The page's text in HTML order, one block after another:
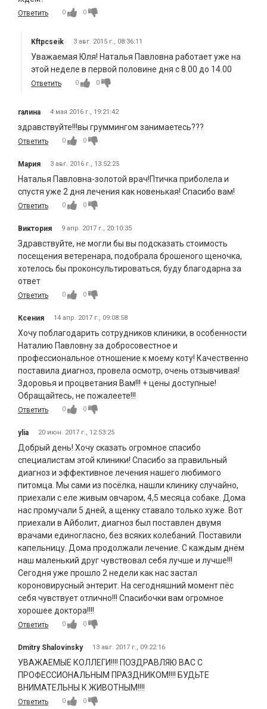
Ответить 0 0
Kftpcseik 3 авг. 2015 г., 08:36:11
Уважаемая Юля! Наталья Павловна работает уже на
этой неделе в первой половине дня с 8.00 до 14.00
Ответить 0 0
галина 4 мая 2016 г., 19:21:42
здравствуйте!!!вы груммингом занимаетесь???
Ответить 0 0
Мария 3 авг. 2016 г., 13:52:25
Наталья Павловна-золотой врач!Птичка приболела и
спустя уже 2 дня лечения как новенькая! Спасибо вам!
Ответить 0 0
Виктория 9 апр. 2017 г., 20:10:35
Здравствуйте, не могли бы вы подсказать стоимость
посещения ветеренара, подобрала брошеного щеночка,
хотелось бы проконсультироваться, буду благодарна за
ответ
Ответить 0 0
Ксения 14 апр. 2017 г., 09:08:58
Хочу поблагодарить сотрудников клиники, в особенности
Наталию Павловну за добросовестное и
профессиональное отношение к моему коту! Качественно
поставила диагноз, провела осмотр, очень отзывчивая!
Здоровья и процветания Вам!!! + цены доступные!
Обращайтесь, не пожалеете!!!
Ответить 0 0
ylia 20 июн. 2017 г., 12:53:25
Добрый день! Хочу сказать огромное спасибо
специалистам этой клиники! Спасибо за правильный
диагноз и эффективное лечения нашего любимого
питомца. Мы сами из посёлка, нашли клинику случайно,
приехали с еле живым овчаром, 4,5 месяца собаке. Дома
нас промучали 5 дней, а щенку ставало только хуже. Вот
приехали в Айболит, диагноз был поставлен двумя
врачами единогласно, без всяких колебаний. Поставили
капельницу. Дома продолжали лечение. С каждым днём
наш маленький друг чувствовал себя лучше и лучше!!!
Сегодня уже прошло 2 недели как нас застал
короновирусный энтерит. На сегодняшний момент пёс
себя чувствует отлично!!! Спасибочки вам огромное
хорошее доктора!!!!
Ответить 0 0
Dmitry Shalovinsky 13 авг. 2017 г., 09:22:16
УВАЖАЕМЫЕ КОЛЛЕГИ!!!! ПОЗДРАВЛЯЮ ВАС С
ПРОФЕССИОНАЛЬНЫМ ПРАЗДНИКОМ!!!! БУДЬТЕ
ВНИМАТЕЛЬНЫ К ЖИВОТНЫМ!!!!
Ответить 0 0